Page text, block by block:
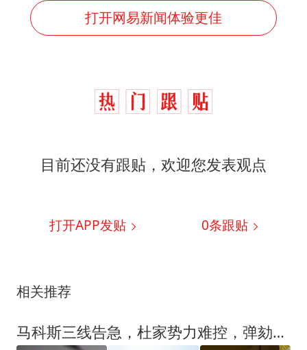
打开网易新闻体验更佳
目前还没有跟贴，欢迎您发表观点
打开APP发贴 0条跟贴
相关推荐
马科斯三线告急，杜家势力难控，弹劾案陷被动